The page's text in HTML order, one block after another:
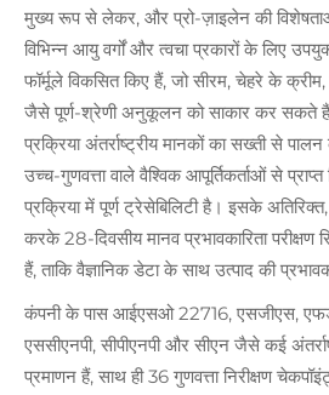
मुख्य रूप से लेकर, और प्रो-ज़ाइलेन की
विभिन्न आयु वर्गों और त्वचा प्रकारों के लिए
फॉर्मूले विकसित किए हैं, जो सीरम, चेहरे के
जैसे पूर्ण-श्रेणी अनुकूलन को साकार कर सकते
प्रक्रिया अंतर्राष्ट्रीय मानकों का सख्ती से
उच्च-गुणवत्ता वाले वैश्विक आपूर्तिकर्ताओं से
प्रक्रिया में पूर्ण ट्रेसेबिलिटी है। इसके
करके 28-दिवसीय मानव प्रभावकारिता
हैं, ताकि वैज्ञानिक डेटा के साथ उत्पाद की
कंपनी के पास आईएसओ 22716, एसजीएस,
एससीएनपी, सीपीएनपी और सीएन जैसे कई
प्रमाणन हैं, साथ ही 36 गुणवत्ता निरीक्षण